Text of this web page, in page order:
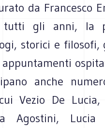
da Francesco
gli anni, la
storici e filosofi,
anche
Vezio De Lucia,
Agostini,